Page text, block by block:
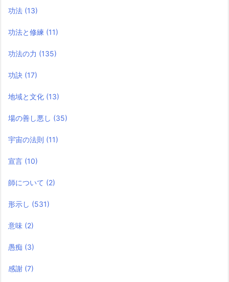
功法 (13)
功法と修練 (11)
功法の力 (135)
功訣 (17)
地域と文化 (13)
場の善し悪し (35)
宇宙の法則 (11)
宣言 (10)
師について (2)
形示し (531)
意味 (2)
愚痴 (3)
感謝 (7)